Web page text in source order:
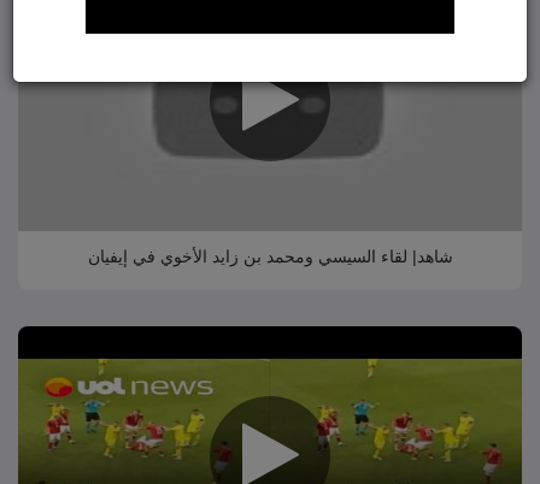
شاهد| لقاء السيسي ومحمد بن زايد الأخوي في إيفيان